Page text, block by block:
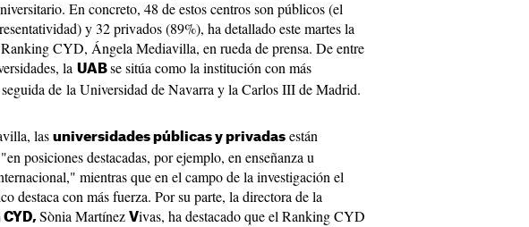
En concreto, 48 de estos centros son públicos (el
y 32 privados (89%), ha detallado este martes la
CYD, Ángela Mediavilla, en rueda de prensa. De entre
la UAB se sitúa como la institución con más
de la Universidad de Navarra y la Carlos III de Madrid.
las universidades públicas y privadas están
posiciones destacadas, por ejemplo, en enseñanza u
mientras que en el campo de la investigación el
destaca con más fuerza. Por su parte, la directora de la
Sònia Martínez Vivas, ha destacado que el Ranking CYD